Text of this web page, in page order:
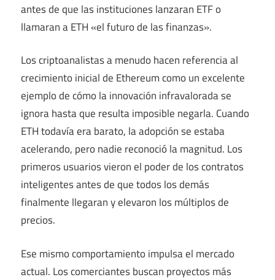
antes de que las instituciones lanzaran ETF o
llamaran a ETH «el futuro de las finanzas».
Los criptoanalistas a menudo hacen referencia al
crecimiento inicial de Ethereum como un excelente
ejemplo de cómo la innovación infravalorada se
ignora hasta que resulta imposible negarla. Cuando
ETH todavía era barato, la adopción se estaba
acelerando, pero nadie reconoció la magnitud. Los
primeros usuarios vieron el poder de los contratos
inteligentes antes de que todos los demás
finalmente llegaran y elevaron los múltiplos de
precios.
Ese mismo comportamiento impulsa el mercado
actual. Los comerciantes buscan proyectos más